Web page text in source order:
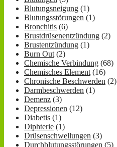
Blutungsneigung (1)
Blutungsstörungen (1)
Bronchitis (6)
Brustdrüsenentzündung (2)
Brustentzündung (1)
Burn Out (2)
Chemische Verbindung (68)
Chemisches Element (16)
Chronische Beschwerden (2)
Darmbeschwerden (1)
Demenz (3)
Depressionen (12)
Diabetis (1)
Diphterie (1)
Drüsenschwellungen (3)
Durchblutungsstörungen (5)